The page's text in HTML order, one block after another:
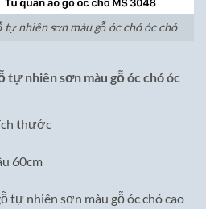
nhiên sơn màu gỗ óc chó óc chó
tự nhiên sơn màu gỗ óc chó óc
thước
60cm
tự nhiên sơn màu gỗ óc chó cao